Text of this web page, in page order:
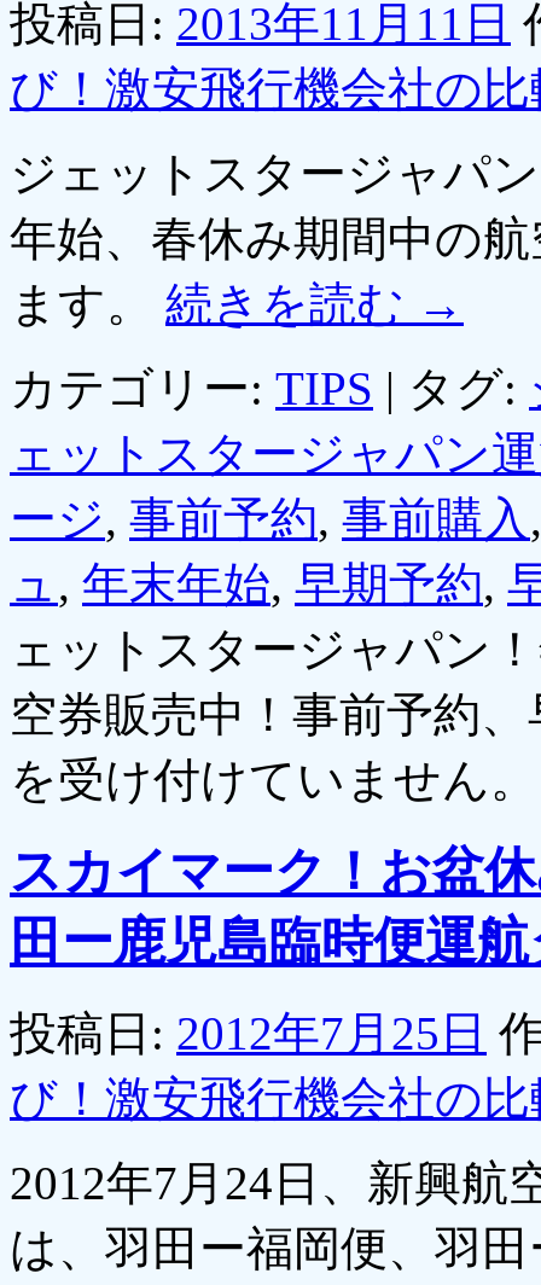
投稿日: 2013年11月11日
び！激安飛行機会社の
ジェットスタージャパ
年始、春休み期間中の
ます。 続きを読む →
カテゴリー: TIPS | タグ:
ェットスタージャパン
ージ, 事前予約, 事前購入
ュ, 年末年始, 早期予約,
ェットスタージャパン
空券販売中！事前予約
を受け付けていません。
スカイマーク！お盆
田ー鹿児島臨時便運
投稿日: 2012年7月25日
び！激安飛行機会社の
2012年7月24日、新興
は、羽田ー福岡便、羽